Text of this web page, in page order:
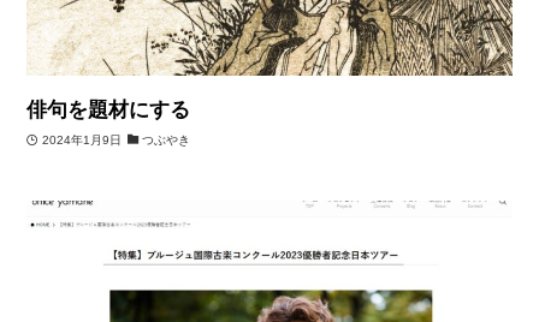
俳句を題材にする
2024年1月9日 つぶやき